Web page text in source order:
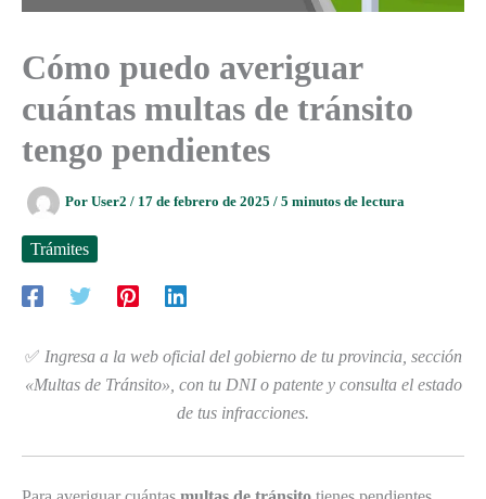
Cómo puedo averiguar
cuántas multas de tránsito
tengo pendientes
Por User2 / 17 de febrero de 2025 / 5 minutos de lectura
Trámites
✅ Ingresa a la web oficial del gobierno de tu provincia, sección
«Multas de Tránsito», con tu DNI o patente y consulta el estado
de tus infracciones.